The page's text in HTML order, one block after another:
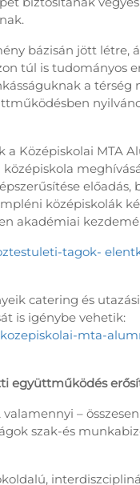
bázisán jött létre,
túl is tudományos
a térség
Középiskolai MTA
előadás,
középiskolák
akadémiai
tagok-
catering és
is igénybe vehetik:
mta-
együttműködés
– összesen
szak-és